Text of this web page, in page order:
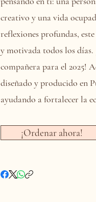
creativo y una vida
reflexiones profundas,
y motivada todos los días.
compañera para el 2025!
diseñado y producido en
ayudando a fortalecer la
¡Ordenar ahora!